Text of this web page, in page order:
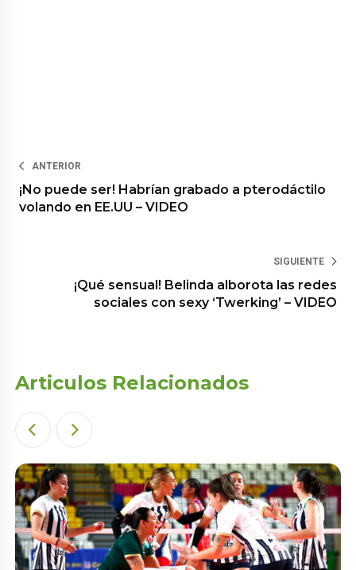
ANTERIOR
¡No puede ser! Habrían grabado a pterodáctilo
volando en EE.UU – VIDEO
SIGUIENTE
¡Qué sensual! Belinda alborota las redes
sociales con sexy ‘Twerking’ – VIDEO
Articulos Relacionados